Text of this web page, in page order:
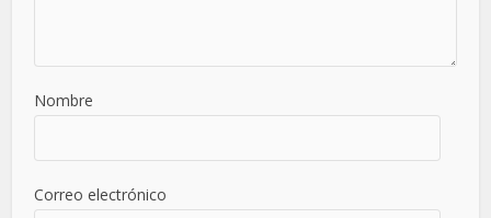
Nombre
Correo electrónico